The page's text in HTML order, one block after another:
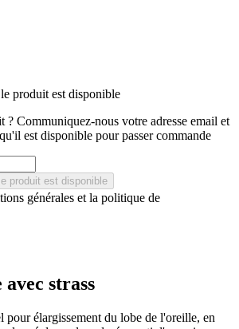
produit est disponible
? Communiquez-nous votre adresse email et
est disponible pour passer commande
produit est disponible
générales et la politique de
strass
pour élargissement du lobe de l'oreille, en